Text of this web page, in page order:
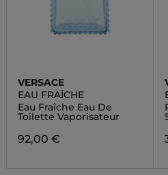
VERSACE
EAU FRAÎCHE
Eau Fraîche Eau De
Toilette Vaporisateur
92,00 €